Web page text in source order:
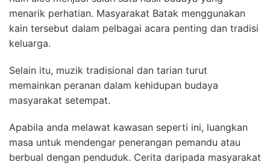
menarik perhatian. Masyarakat Batak menggunakan
kain tersebut dalam pelbagai acara penting dan tradisi
keluarga.
Selain itu, muzik tradisional dan tarian turut
memainkan peranan dalam kehidupan budaya
masyarakat setempat.
Apabila anda melawat kawasan seperti ini, luangkan
masa untuk mendengar penerangan pemandu atau
berbual dengan penduduk. Cerita daripada masyarakat